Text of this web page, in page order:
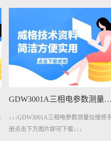
GDW3001三相电参数测量仪维修手册下载
↓↓↓GDW3001三相电参数测量仪维修手
点击下方图片即可下载↓↓↓